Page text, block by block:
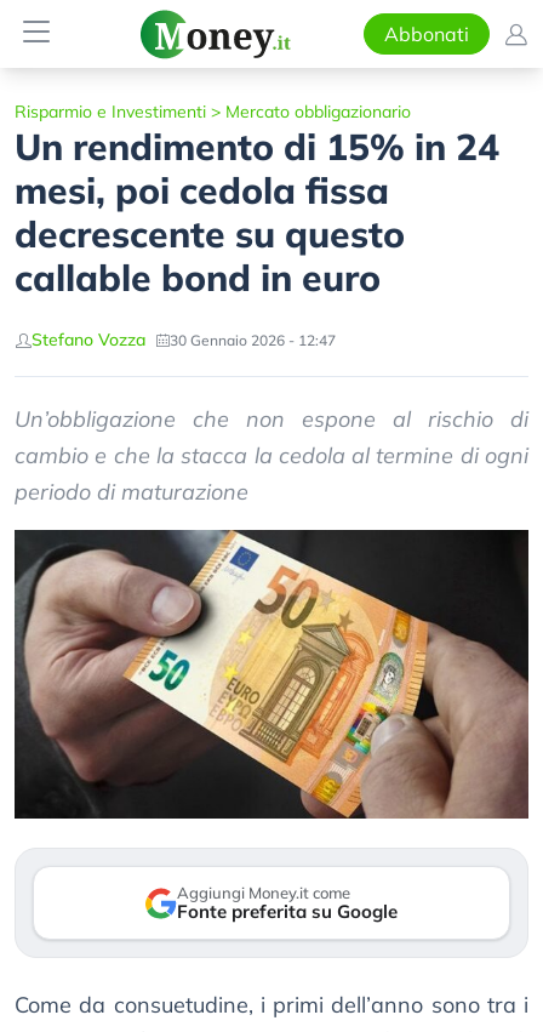
Abbonati
Risparmio e Investimenti > Mercato obbligazionario
Un rendimento di 15% in 24
mesi, poi cedola fissa
decrescente su questo
callable bond in euro
Stefano Vozza 30 Gennaio 2026 - 12:47
Un’obbligazione che non espone al rischio di
cambio e che la stacca la cedola al termine di ogni
periodo di maturazione
Aggiungi Money.it come
Fonte preferita su Google
Come da consuetudine, i primi dell’anno sono tra i